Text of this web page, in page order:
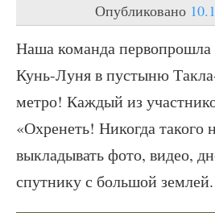
Опубликовано
Наша команда
Кунь-Луня в пустыню
метро! Каждый из
«Охренеть! Никогда такого
выкладывать фото, видео,
спутнику с большой